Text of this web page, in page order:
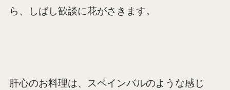
ら、しばし歓談に花がさきます。
肝心のお料理は、スペインバルのような感じ